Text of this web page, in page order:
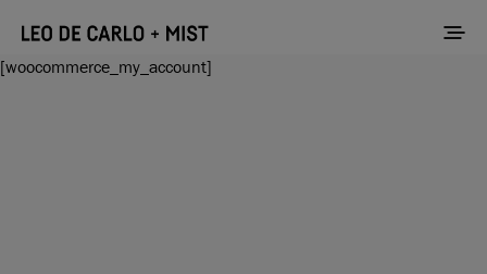
[woocommerce_my_account]